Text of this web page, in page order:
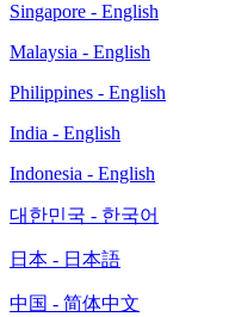
Singapore - English
Malaysia - English
Philippines - English
India - English
Indonesia - English
대한민국 - 한국어
日本 - 日本語
中国 - 简体中文